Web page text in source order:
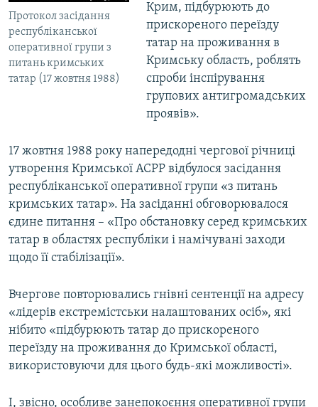
Протокол засідання
республіканської
оперативної групи з
питань кримських
татар (17 жовтня 1988)
Крим, підбурюють до
прискореного переїзду
татар на проживання в
Кримську область, роблять
спроби інспірування
групових антигромадських
проявів».
17 жовтня 1988 року напередодні чергової річниці
утворення Кримської АСРР відбулося засідання
республіканської оперативної групи «з питань
кримських татар». На засіданні обговорювалося
єдине питання – «Про обстановку серед кримських
татар в областях республіки і намічувані заходи
щодо її стабілізації».
Вчергове повторювались гнівні сентенції на адресу
«лідерів екстремістськи налаштованих осіб», які
нібито «підбурюють татар до прискореного
переїзду на проживання до Кримської області,
використовуючи для цього будь-які можливості».
І, звісно, особливе занепокоєння оперативної групи